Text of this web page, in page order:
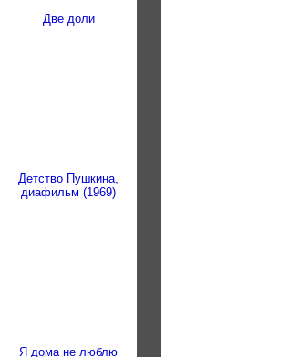
Две доли
Детство Пушкина,
диафильм (1969)
Я дома не люблю